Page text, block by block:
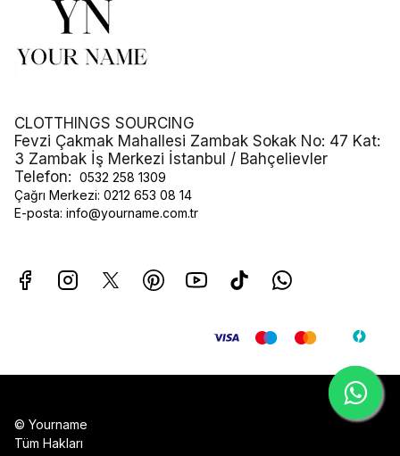
CLOTTHINGS SOURCING
Fevzi Çakmak Mahallesi Zambak Sokak No: 47 Kat:
3 Zambak İş Merkezi İstanbul / Bahçelievler
Telefon: 0532 258 1309
Çağrı Merkezi: 0212 653 08 14
E-posta: info@yourname.com.tr
© Yourname
Tüm Hakları